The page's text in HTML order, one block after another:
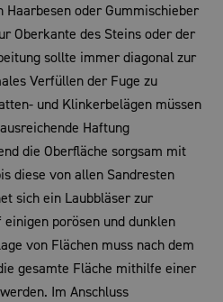
oder Gummischieber
Oberkante des Steins oder der
sollte immer diagonal zur
Verfüllen der Fuge zu
und Klinkerbelägen müssen
Haftung
die Oberfläche sorgsam mit
diese von allen Sandresten
sich ein Laubbläser zur
porösen und dunklen
von Flächen muss nach dem
gesamte Fläche mithilfe einer
Im Anschluss